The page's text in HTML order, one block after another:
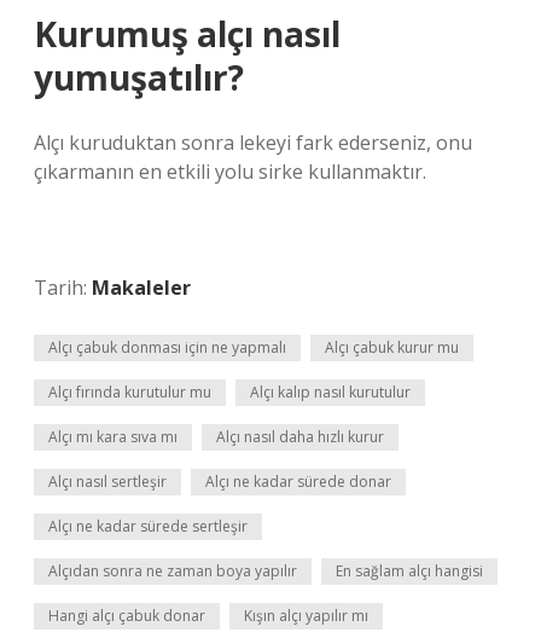
Kurumuş alçı nasıl
yumuşatılır?
Alçı kuruduktan sonra lekeyi fark ederseniz, onu
çıkarmanın en etkili yolu sirke kullanmaktır.
Tarih: Makaleler
Alçı çabuk donması için ne yapmalı Alçı çabuk kurur mu
Alçı fırında kurutulur mu Alçı kalıp nasıl kurutulur
Alçı mı kara sıva mı Alçı nasıl daha hızlı kurur
Alçı nasıl sertleşir Alçı ne kadar sürede donar
Alçı ne kadar sürede sertleşir
Alçıdan sonra ne zaman boya yapılır En sağlam alçı hangisi
Hangi alçı çabuk donar Kışın alçı yapılır mı